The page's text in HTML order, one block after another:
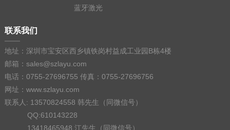
蓝牙激光
联系我们
地址：深圳市宝安区西乡镇铁岗村益成工业园B栋4楼
邮箱：sales@szlayu.com
电话：0755-27696755 传真：0755-27696756
网址：www.szlayu.com
联系人: 13570824558 韩先生（同微信号）
QQ:610143228
13418465948 江先生（同微信号）